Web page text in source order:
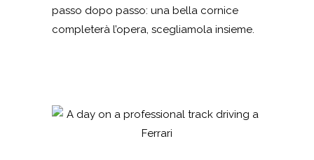
passo dopo passo: una bella cornice
completerà l’opera, scegliamola insieme.